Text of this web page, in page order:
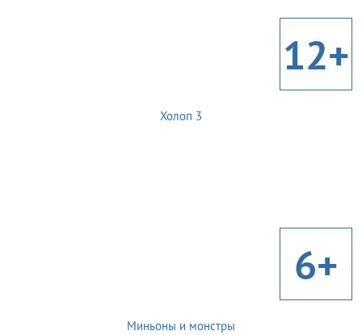
12+
Холоп 3
6+
Миньоны и монстры